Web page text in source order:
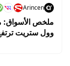
Arincen
وول ستريت